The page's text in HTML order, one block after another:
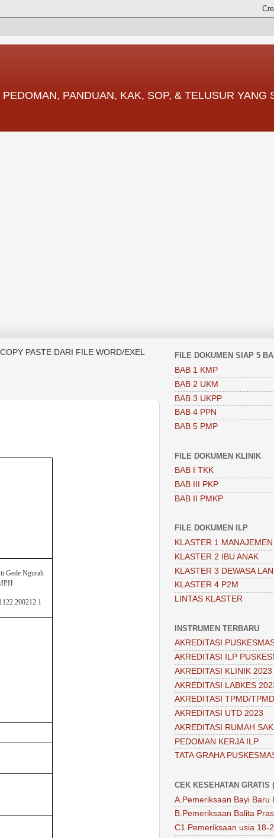
PANDUAN, KAK, SOP, & TELUSUR YANG
PASTE DARI FILE WORD/EXEL
Gede Ngurah
200212 1
FILE DOKUMEN SIAP 5
BAB 1 KMP
BAB 2 UKM
BAB 3 UKPP
BAB 4 PPN
BAB 5 PMP
FILE DOKUMEN KLINIK
BAB I TKK
BAB III PKP
BAB II PMKP
FILE DOKUMEN ILP
KLASTER 1 MANAJEMEN
KLASTER 2 IBU ANAK
KLASTER 3 DEWASA
KLASTER 4 P2M
LINTAS KLASTER
INSTRUMEN TERBARU
AKREDITASI
AKREDITASI ILP
AKREDITASI KLINIK 2023
AKREDITASI LABKES
AKREDITASI TPMD/
AKREDITASI UTD 2023
AKREDITASI RUMAH
PEDOMAN KERJA ILP
TATA GRAHA
CEK KESEHATAN GRATIS
A.Pemeriksaan Bayi Baru
B.Pemeriksaan Balita
C1.Pemeriksaan usia 18-